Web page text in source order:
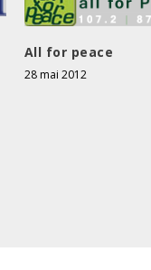
All for peace
28 mai 2012